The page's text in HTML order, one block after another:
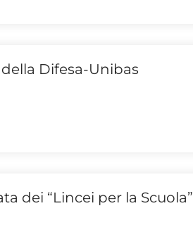
Difesa-Unibas
dei “Lincei per la Scuola”